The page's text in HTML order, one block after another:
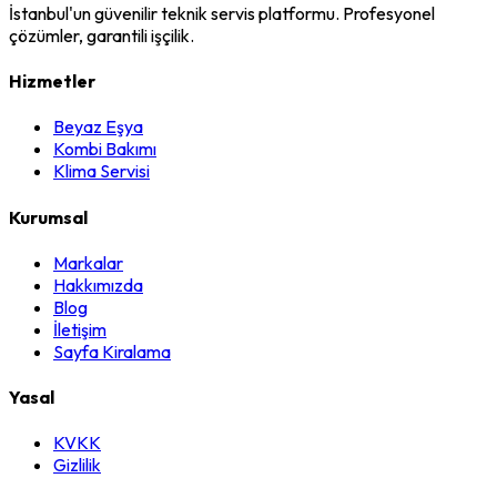
İstanbul'un güvenilir teknik servis platformu. Profesyonel
çözümler, garantili işçilik.
Hizmetler
Beyaz Eşya
Kombi Bakımı
Klima Servisi
Kurumsal
Markalar
Hakkımızda
Blog
İletişim
Sayfa Kiralama
Yasal
KVKK
Gizlilik